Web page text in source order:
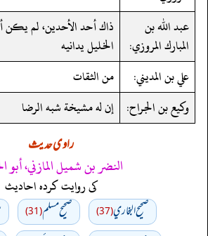
عبد الله بن
المبارك المروزي:
ذاك أحد الأحدين، لم
الخليل يدانيه
علي بن المديني:
من الثقات
وكيع بن الجراح: إن له مشيخة شبه الرضا
راوی حدیث
النضر بن شميل المازني، أبو
کی روایت کردہ احادیث
صحيح البخاري(37) صحيح مسلم(31)